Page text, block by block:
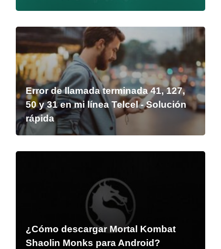
Error de llamada terminada 41, 127,
50 y 31 en mi línea Telcel - Solución
rápida
¿Cómo descargar Mortal Kombat
Shaolin Monks para Android?